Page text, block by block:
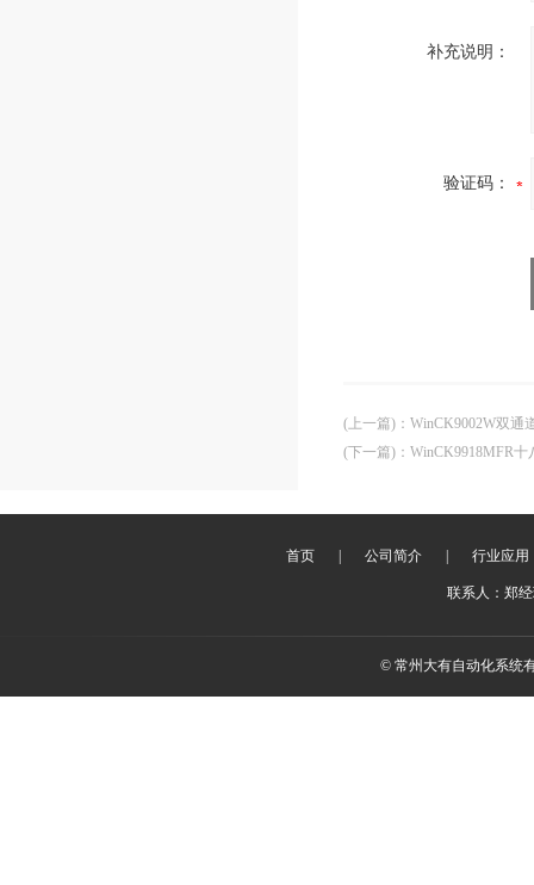
补充说明：
验证码：
(上一篇) ： WinCK9002W双通
(下一篇) ： WinCK9918MFR
首页 公司简介 行业应用
联系人：郑
© 常州大有自动化系统